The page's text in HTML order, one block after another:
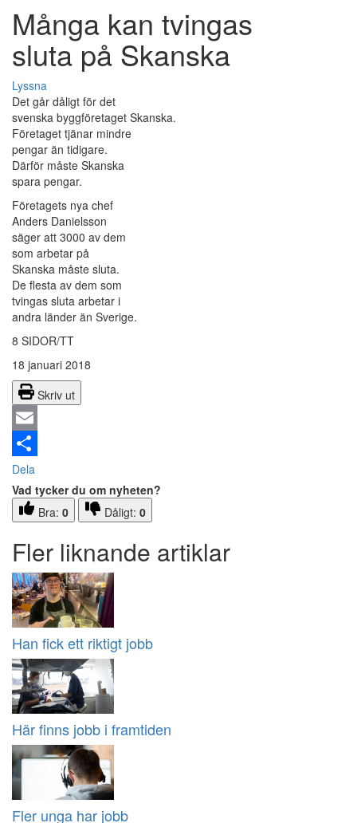
Många kan tvingas
sluta på Skanska
Lyssna
Det går dåligt för det
svenska byggföretaget Skanska.
Företaget tjänar mindre
pengar än tidigare.
Därför måste Skanska
spara pengar.
Företagets nya chef
Anders Danielsson
säger att 3000 av dem
som arbetar på
Skanska måste sluta.
De flesta av dem som
tvingas sluta arbetar i
andra länder än Sverige.
8 SIDOR/TT
18 januari 2018
Skriv ut
Email
Dela
Vad tycker du om nyheten?
Bra: 0 Dåligt: 0
Fler liknande artiklar
Han fick ett riktigt jobb
Här finns jobb i framtiden
Fler unga har jobb